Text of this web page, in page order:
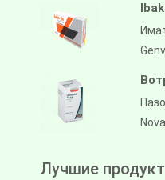
Лучшие